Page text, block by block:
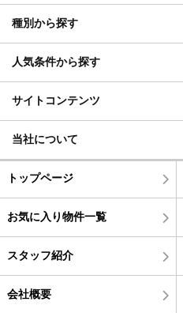
種別から探す
人気条件から探す
サイトコンテンツ
当社について
トップページ
お気に入り物件一覧
スタッフ紹介
会社概要